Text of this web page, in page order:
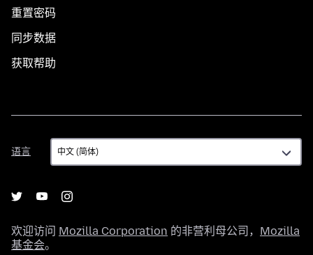
重置密码
同步数据
获取帮助
语言
语
言
欢迎访问 Mozilla Corporation 的非营利母公司， Mozilla
基金会。